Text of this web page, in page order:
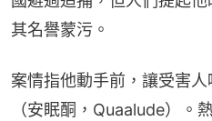
其名譽蒙污。
案情指他動手前，讓受害人
（安眠酮，Quaalude）。